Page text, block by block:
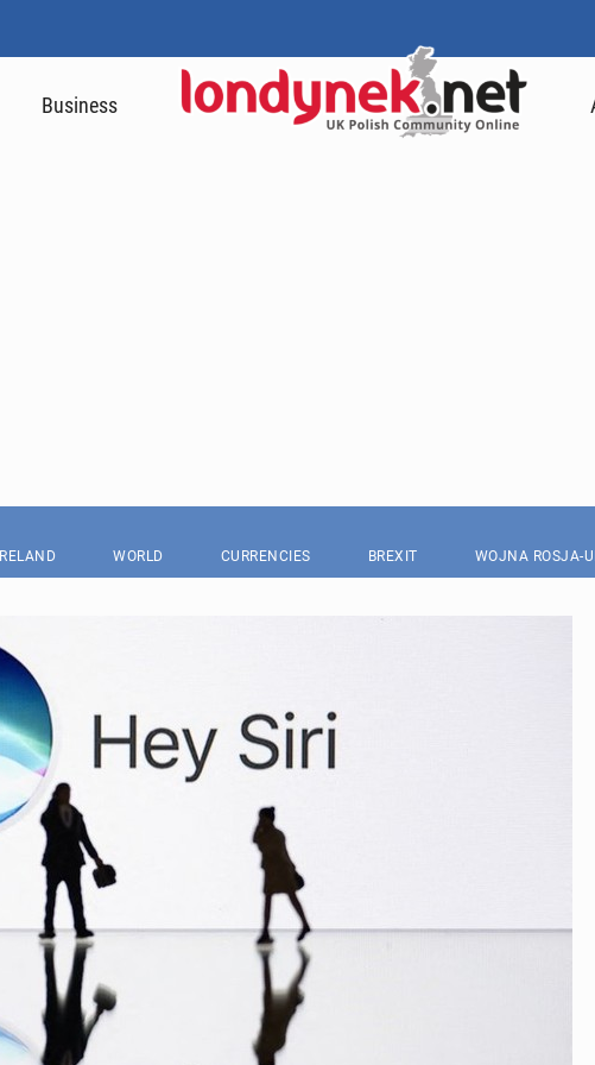
Business
IRELAND WORLD CURRENCIES BREXIT WOJNA ROSJA-